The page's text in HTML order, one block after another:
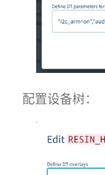
配置设备树：